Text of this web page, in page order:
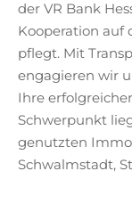
der VR Bank
Kooperation
pflegt. Mit
engagieren wir
Ihre
Schwerpunkt
genutzten
Schwalmstadt,